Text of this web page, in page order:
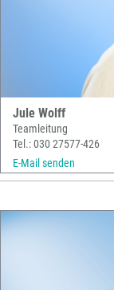
Jule Wolff
Teamleitung
Tel.: 030 27577-426
E-Mail senden